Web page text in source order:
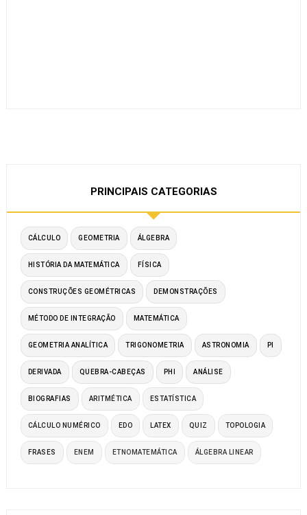
PRINCIPAIS CATEGORIAS
CÁLCULO GEOMETRIA ÁLGEBRA
HISTÓRIA DA MATEMÁTICA FÍSICA
CONSTRUÇÕES GEOMÉTRICAS DEMONSTRAÇÕES
MÉTODO DE INTEGRAÇÃO MATEMÁTICA
GEOMETRIA ANALÍTICA TRIGONOMETRIA ASTRONOMIA PI
DERIVADA QUEBRA-CABEÇAS PHI ANÁLISE
BIOGRAFIAS ARITMÉTICA ESTATÍSTICA
CÁLCULO NUMÉRICO EDO LATEX QUIZ TOPOLOGIA
FRASES ENEM ETNOMATEMÁTICA ÁLGEBRA LINEAR